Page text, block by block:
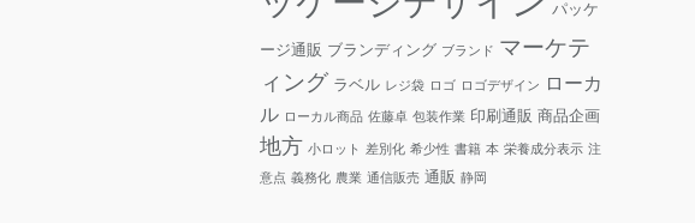
パッケ
ージ通販 ブランディング ブランド マーケテ
ィング ラベル レジ袋 ロゴ ロゴデザイン
ローカ
ル ローカル商品 佐藤卓 包装作業 印刷通販 商品企画
地方 小ロット 差別化 希少性 書籍 本 栄養成分表示 注
意点 義務化 農業 通信販売 通販 静岡